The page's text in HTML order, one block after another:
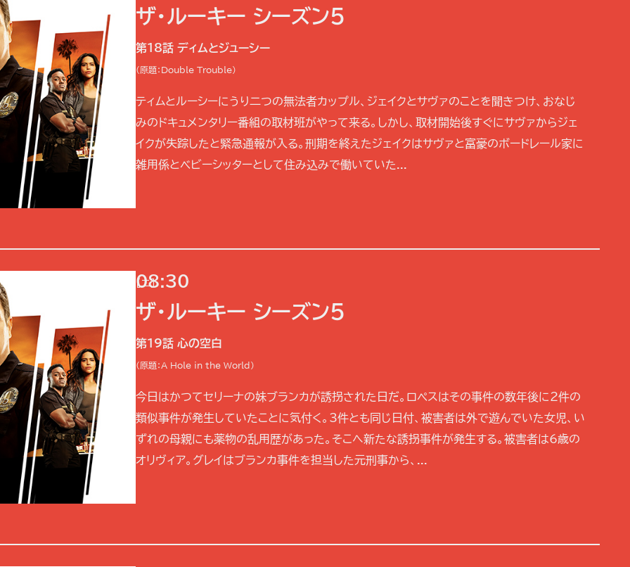
ザ・ルーキー シーズン5
第18話 ディムとジューシー
(原題：Double Trouble)
ティムとルーシーにうり二つの無法者カップル、ジェイクとサヴァのことを聞きつけ、おなじ
みのドキュメンタリー番組の取材班がやって来る。しかし、取材開始後すぐにサヴァからジェ
イクが失踪したと緊急通報が入る。刑期を終えたジェイクはサヴァと富豪のボードレール家に
雑用係とベビーシッターとして住み込みで働いていた...
08:30
[二]
ザ・ルーキー シーズン5
第19話 心の空白
(原題：A Hole in the World)
今日はかつてセリーナの妹ブランカが誘拐された日だ。ロペスはその事件の数年後に2件の
類似事件が発生していたことに気付く。3件とも同じ日付、被害者は外で遊んでいた女児、い
ずれの母親にも薬物の乱用歴があった。そこへ新たな誘拐事件が発生する。被害者は6歳の
オリヴィア。グレイはブランカ事件を担当した元刑事から、...